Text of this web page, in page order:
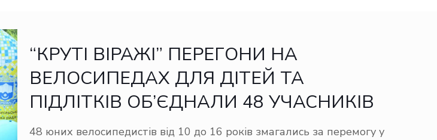
“КРУТІ ВІРАЖІ” ПЕРЕГОНИ НА
ВЕЛОСИПЕДАХ ДЛЯ ДІТЕЙ ТА
ПІДЛІТКІВ ОБ’ЄДНАЛИ 48 УЧАСНИКІВ
48 юних велосипедистів від 10 до 16 років змагались за перемогу у